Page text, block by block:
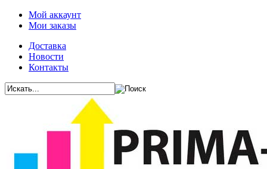
Мой аккаунт
Мои заказы
Доставка
Новости
Контакты